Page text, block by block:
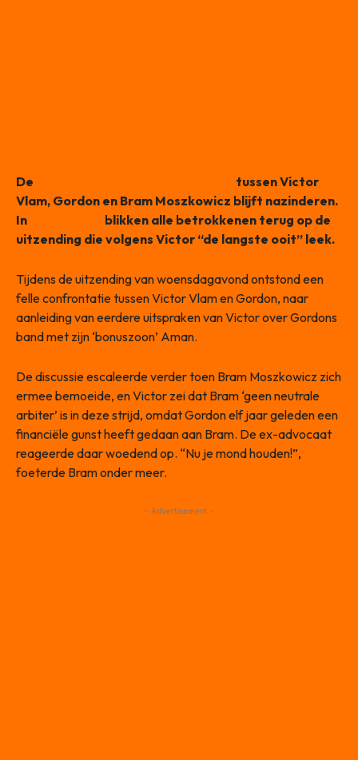
De
tussen Victor
Vlam, Gordon en Bram Moszkowicz blijft nazinderen.
In
blikken alle betrokkenen terug op de
uitzending die volgens Victor “de langste ooit” leek.
Tijdens de uitzending van woensdagavond ontstond een
felle confrontatie tussen Victor Vlam en Gordon, naar
aanleiding van eerdere uitspraken van Victor over Gordons
band met zijn ‘bonuszoon’ Aman.
De discussie escaleerde verder toen Bram Moszkowicz zich
ermee bemoeide, en Victor zei dat Bram ‘geen neutrale
arbiter’ is in deze strijd, omdat Gordon elf jaar geleden een
financiële gunst heeft gedaan aan Bram. De ex-advocaat
reageerde daar woedend op. “Nu je mond houden!”,
foeterde Bram onder meer.
- Advertisement -